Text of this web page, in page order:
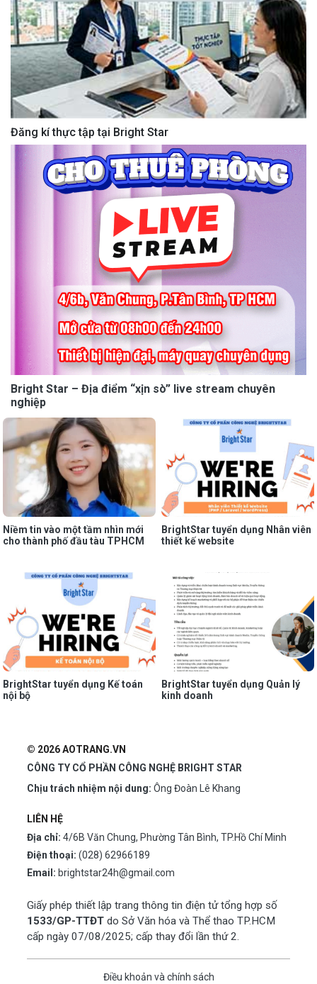
Đăng kí thực tập tại Bright Star
Bright Star – Địa điểm “xịn sò” live stream chuyên
nghiệp
Niềm tin vào một tầm nhìn mới
cho thành phố đầu tàu TPHCM
BrightStar tuyển dụng Nhân viên
thiết kế website
BrightStar tuyển dụng Kế toán
nội bộ
BrightStar tuyển dụng Quản lý
kinh doanh
© 2026 AOTRANG.VN
CÔNG TY CỔ PHẦN CÔNG NGHỆ BRIGHT STAR
Chịu trách nhiệm nội dung: Ông Đoàn Lê Khang
LIÊN HỆ
Địa chỉ: 4/6B Văn Chung, Phường Tân Bình, TP.Hồ Chí Minh
Điện thoại: (028) 62966189
Email: brightstar24h@gmail.com
Giấy phép thiết lập trang thông tin điện tử tổng hợp số
1533/GP-TTĐT do Sở Văn hóa và Thể thao TP.HCM
cấp ngày 07/08/2025; cấp thay đổi lần thứ 2.
Điều khoản và chính sách